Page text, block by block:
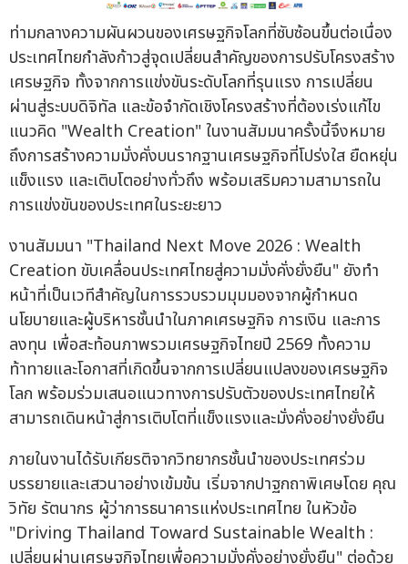
ท่ามกลางความผันผวนของเศรษฐกิจโลกที่ซับซ้อนขึ้นต่อเนื่อง
ประเทศไทยกำลังก้าวสู่จุดเปลี่ยนสำคัญของการปรับโครงสร้าง
เศรษฐกิจ ทั้งจากการแข่งขันระดับโลกที่รุนแรง การเปลี่ยน
ผ่านสู่ระบบดิจิทัล และข้อจำกัดเชิงโครงสร้างที่ต้องเร่งแก้ไข
แนวคิด "Wealth Creation" ในงานสัมมนาครั้งนี้จึงหมาย
ถึงการสร้างความมั่งคั่งบนรากฐานเศรษฐกิจที่โปร่งใส ยืดหยุ่น
แข็งแรง และเติบโตอย่างทั่วถึง พร้อมเสริมความสามารถใน
การแข่งขันของประเทศในระยะยาว
งานสัมมนา "Thailand Next Move 2026 : Wealth
Creation ขับเคลื่อนประเทศไทยสู่ความมั่งคั่งยั่งยืน" ยังทำ
หน้าที่เป็นเวทีสำคัญในการรวบรวมมุมมองจากผู้กำหนด
นโยบายและผู้บริหารชั้นนำในภาคเศรษฐกิจ การเงิน และการ
ลงทุน เพื่อสะท้อนภาพรวมเศรษฐกิจไทยปี 2569 ทั้งความ
ท้าทายและโอกาสที่เกิดขึ้นจากการเปลี่ยนแปลงของเศรษฐกิจ
โลก พร้อมร่วมเสนอแนวทางการปรับตัวของประเทศไทยให้
สามารถเดินหน้าสู่การเติบโตที่แข็งแรงและมั่งคั่งอย่างยั่งยืน
ภายในงานได้รับเกียรติจากวิทยากรชั้นนำของประเทศร่วม
บรรยายและเสวนาอย่างเข้มข้น เริ่มจากปาฐกถาพิเศษโดย คุณ
วิทัย รัตนากร ผู้ว่าการธนาคารแห่งประเทศไทย ในหัวข้อ
"Driving Thailand Toward Sustainable Wealth :
เปลี่ยนผ่านเศรษฐกิจไทยเพื่อความมั่งคั่งอย่างยั่งยืน" ต่อด้วย